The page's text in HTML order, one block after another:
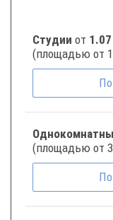
Студии от 1.07
(площадью от
(площадью от